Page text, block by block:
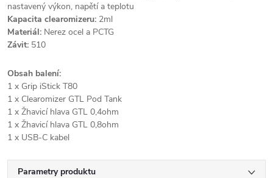
nastavený výkon, napětí a teplotu
Kapacita clearomizeru: 2ml
Materiál: Nerez ocel a PCTG
Závit: 510
Obsah balení:
1 x Grip iStick T80
1 x Clearomizer GTL Pod Tank
1 x Žhavicí hlava GTL 0,4ohm
1 x Žhavicí hlava GTL 0,8ohm
1 x USB-C kabel
Parametry produktu